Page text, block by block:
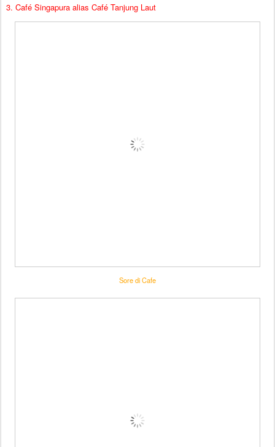
3. Café Singapura alias Café Tanjung Laut
Sore di Cafe